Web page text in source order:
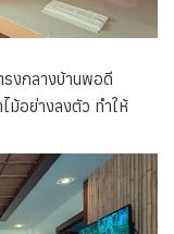
รงกลางบ้านพอดี
ม้อย่างลงตัว ทำให้